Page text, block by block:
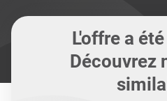
L'offre a
Découvrez